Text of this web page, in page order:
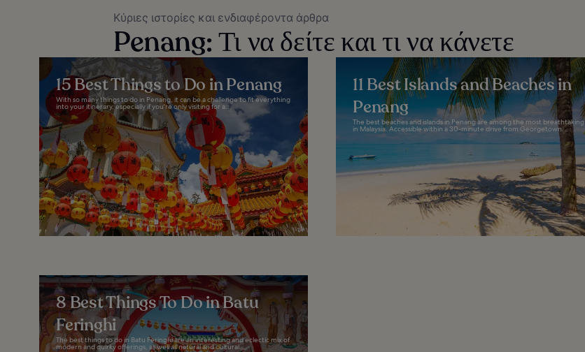
Κύριες ιστορίες και ενδιαφέροντα άρθρα
Penang: Τι να δείτε και τι να κάνετε
15 Best Things to Do in Penang
With so many things to do in Penang, it can be a challenge to fit everything
into your itinerary, especially if you're only visiting for a...
11 Best Islands and Beaches in
Penang
The best beaches and islands in Penang are among the most breathtaking
in Malaysia. Accessible within a 30-minute drive from Georgetown...
8 Best Things To Do in Batu
Feringhi
The best things to do in Batu Feringhi are an interesting and eclectic mix of
modern and quirky offerings, as well as natural and cultural...